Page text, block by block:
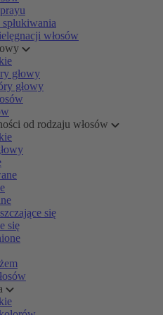
włosów
głowy
głowy
od rodzaju włosów
się
się